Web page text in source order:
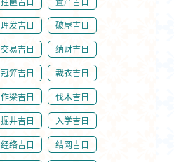
理发吉日 破屋吉日
交易吉日 纳财吉日
冠笄吉日 裁衣吉日
作梁吉日 伐木吉日
掘井吉日 入学吉日
经络吉日 结网吉日